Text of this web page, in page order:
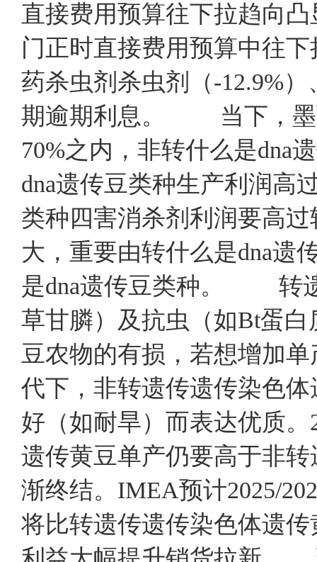
直接费用预算往下拉趋向
门正时直接费用预算中往
药杀虫剂杀虫剂（-12.9%
期逾期利息。 当下，墨
70%之内，非转什么是dna
dna遗传豆类种生产利润高
类种四害消杀剂利润要高
大，重要由转什么是dna遗
是dna遗传豆类种。 转遗
草甘膦）及抗虫（如Bt蛋
豆农物的有损，若想增加
代下，非转遗传遗传染色
好（如耐旱）而表达优质
遗传黄豆单产仍要高于非
渐终结。IMEA预计2025/
将比转遗传遗传染色体遗